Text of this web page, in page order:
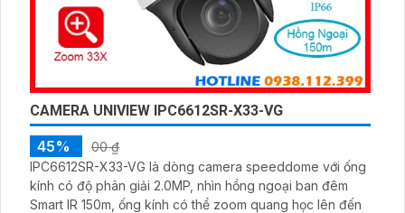
CAMERA UNIVIEW IPC6612SR-X33-VG
45%
00 ₫
IPC6612SR-X33-VG là dòng camera speeddome với ống
kính có độ phân giải 2.0MP, nhìn hồng ngoại ban đêm
Smart IR 150m, ống kính có thể zoom quang học lên đến